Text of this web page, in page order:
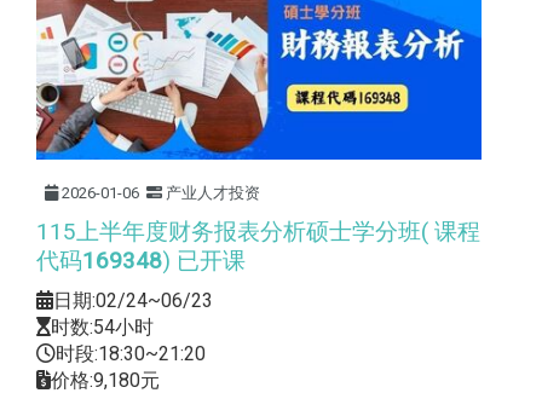
2026-01-06 产业人才投资
115上半年度财务报表分析硕士学分班( 课程
代码169348) 已开课
日期:02/24~06/23
时数:54小时
时段:18:30~21:20
价格:9,180元